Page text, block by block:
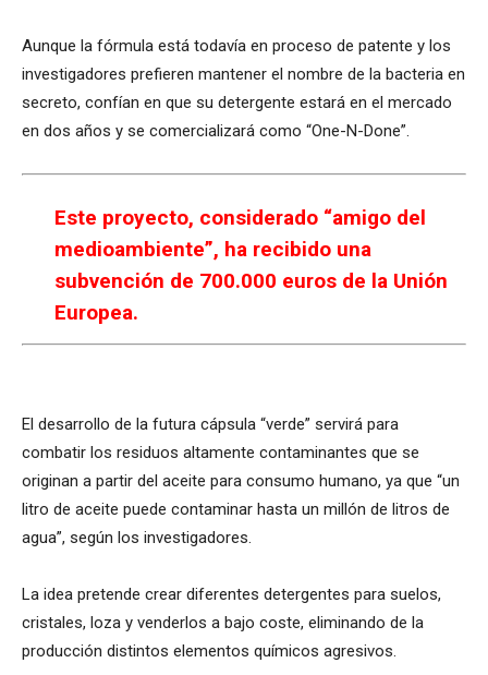
Aunque la fórmula está todavía en proceso de patente y los
investigadores prefieren mantener el nombre de la bacteria en
secreto, confían en que su detergente estará en el mercado
en dos años y se comercializará como “One-N-Done”.
Este proyecto, considerado “amigo del
medioambiente”, ha recibido una
subvención de 700.000 euros de la Unión
Europea.
El desarrollo de la futura cápsula “verde” servirá para
combatir los residuos altamente contaminantes que se
originan a partir del aceite para consumo humano, ya que “un
litro de aceite puede contaminar hasta un millón de litros de
agua”, según los investigadores.
La idea pretende crear diferentes detergentes para suelos,
cristales, loza y venderlos a bajo coste, eliminando de la
producción distintos elementos químicos agresivos.